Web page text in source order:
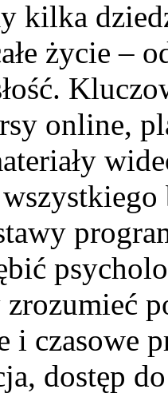
kilka
życie –
online,
i czasowe
dostęp